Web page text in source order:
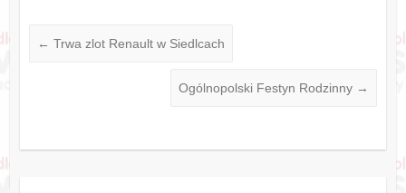
← Trwa zlot Renault w Siedlcach
Ogólnopolski Festyn Rodzinny →